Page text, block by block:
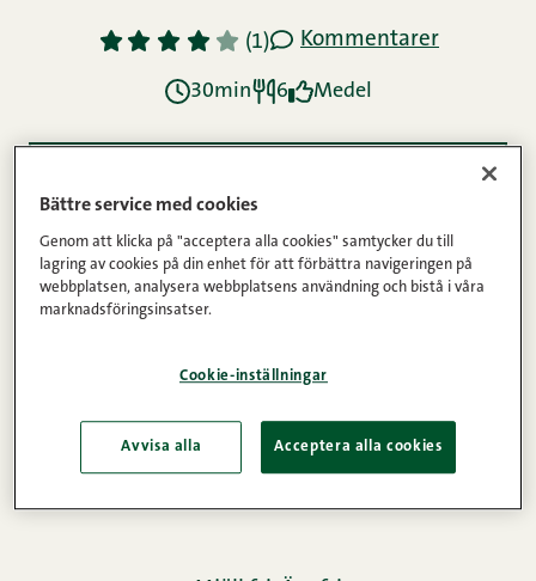
1 2 3 4 5 (1) Kommentarer
30min 6 Medel
Instruktioner
Näringsinnehåll
Saltkokt potatis passar väl som förrätt eller till
Bättre service med cookies
Genom att klicka på "acceptera alla cookies" samtycker du till
lagring av cookies på din enhet för att förbättra navigeringen på
webbplatsen, analysera webbplatsens användning och bistå i våra
marknadsföringsinsatser.
Cookie-inställningar
Avvisa alla Acceptera alla cookies